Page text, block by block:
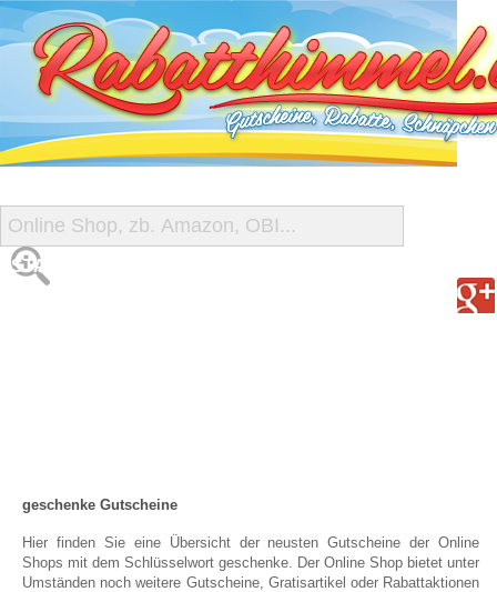
START
geschenke Gutscheine
Hier finden Sie eine Übersicht der neusten Gutscheine der Online
Shops mit dem Schlüsselwort geschenke. Der Online Shop bietet unter
Umständen noch weitere Gutscheine, Gratisartikel oder Rabattaktionen